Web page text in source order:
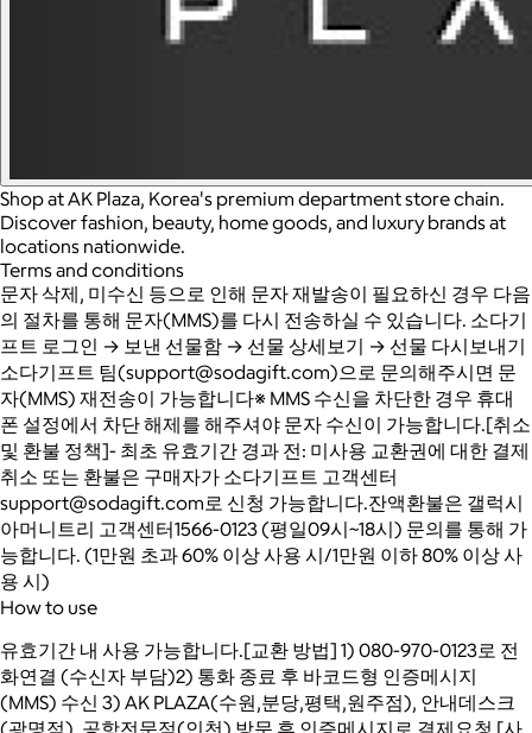
Shop at AK Plaza, Korea's premium department store chain.
Discover fashion, beauty, home goods, and luxury brands at
locations nationwide.
Terms and conditions
문자 삭제, 미수신 등으로 인해 문자 재발송이 필요하신 경우 다음
의 절차를 통해 문자(MMS)를 다시 전송하실 수 있습니다. 소다기
프트 로그인 → 보낸 선물함 → 선물 상세보기 → 선물 다시보내기
소다기프트 팀(support@sodagift.com)으로 문의해주시면 문
자(MMS) 재전송이 가능합니다※ MMS 수신을 차단한 경우 휴대
폰 설정에서 차단 해제를 해주셔야 문자 수신이 가능합니다.[취소
및 환불 정책]- 최초 유효기간 경과 전: 미사용 교환권에 대한 결제
취소 또는 환불은 구매자가 소다기프트 고객센터
support@sodagift.com로 신청 가능합니다.잔액환불은 갤럭시
아머니트리 고객센터1566-0123 (평일09시~18시) 문의를 통해 가
능합니다. (1만원 초과 60% 이상 사용 시/1만원 이하 80% 이상 사
용 시)
How to use
유효기간 내 사용 가능합니다.[교환 방법] 1) 080-970-0123로 전
화연결 (수신자 부담)2) 통화 종료 후 바코드형 인증메시지
(MMS) 수신 3) AK PLAZA(수원,분당,평택,원주점), 안내데스크